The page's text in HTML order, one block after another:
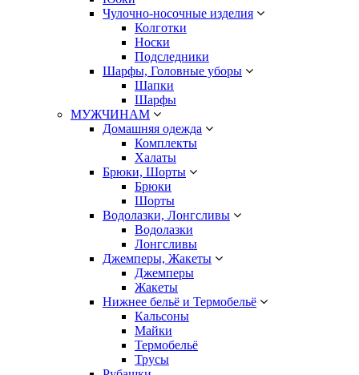
Чулочно-носочные изделия
Колготки
Носки
Подследники
Шарфы, Головные уборы
Шапки
Шарфы
МУЖЧИНАМ
Домашняя одежда
Комплекты
Халаты
Брюки, Шорты
Брюки
Шорты
Водолазки, Лонгсливы
Водолазки
Лонгсливы
Джемперы, Жакеты
Джемперы
Жакеты
Нижнее бельё и Термобельё
Кальсоны
Майки
Термобельё
Трусы